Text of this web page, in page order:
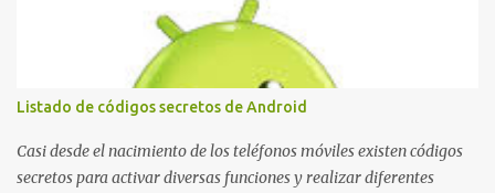
Windows no parece ser vulnerable. Esto podría provocar que se
extienda como una pesada broma la moda de bloquear WhatsApp
a otras personas, cuyo modo de recuperar el uso de la misma sería
borrando la conversación y el historial de chat con quien
estábamos conversando. Imaginad que ocurre si este mensaje se
envía a un grupo... Fuente: Crash Your Friends' WhatsApp
Remotely with Just a Message
Listado de códigos secretos de Android
Casi desde el nacimiento de los teléfonos móviles existen códigos
secretos para activar diversas funciones y realizar diferentes